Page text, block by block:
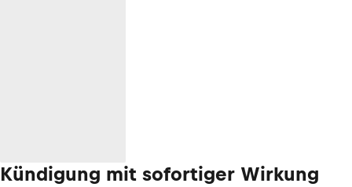
Kündigung mit sofortiger Wirkung